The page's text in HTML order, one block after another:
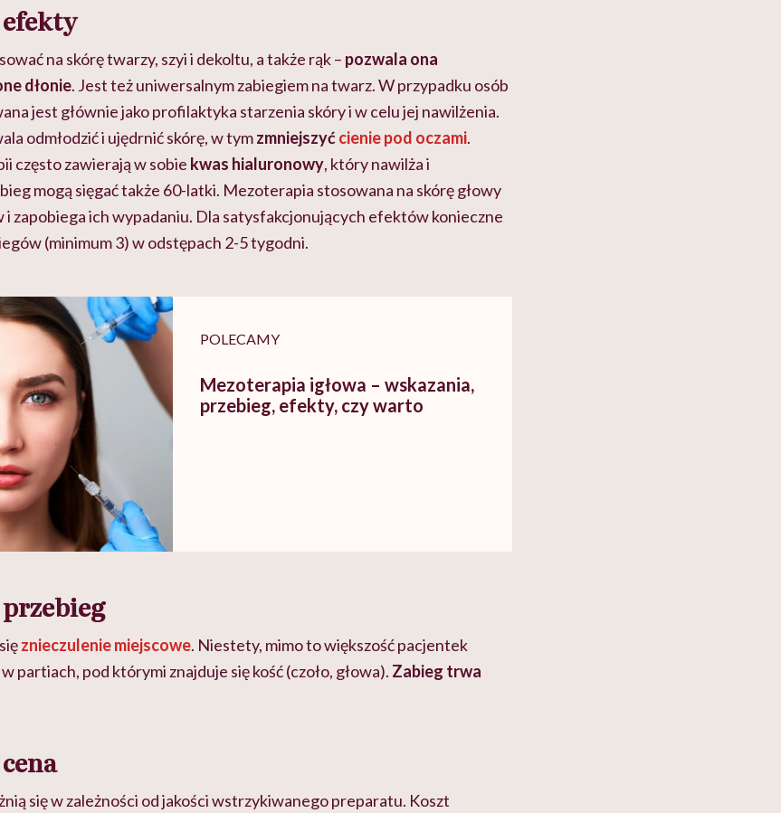
efekty
na skórę twarzy, szyi i dekoltu, a także rąk – pozwala ona
dłonie. Jest też uniwersalnym zabiegiem na twarz. W przypadku osób
jest głównie jako profilaktyka starzenia skóry i w celu jej nawilżenia.
odmłodzić i ujędrnić skórę, w tymzmniejszyćcienie pod oczami.
często zawierają w sobie kwas hialuronowy, który nawilża i
mogą sięgać także 60-latki. Mezoterapia stosowana na skórę głowy
i zapobiega ich wypadaniu. Dla satysfakcjonujących efektów konieczne
(minimum 3) w odstępach 2-5 tygodni.
POLECAMY
Mezoterapia igłowa – wskazania,
przebieg, efekty, czy warto
znieczulenie miejscowe. Niestety, mimo to większość pacjentek
partiach, pod którymi znajduje się kość (czoło, głowa). Zabieg trwa
sięw zależności od jakości wstrzykiwanego preparatu. Koszt